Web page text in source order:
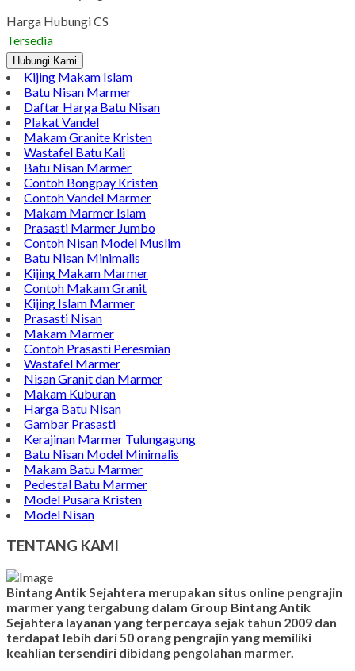
Harga Hubungi CS
Tersedia
Hubungi Kami
Kijing Makam Islam
Batu Nisan Marmer
Daftar Harga Batu Nisan
Plakat Vandel
Makam Granite Kristen
Wastafel Batu Kali
Batu Nisan Marmer
Contoh Bongpay Kristen
Contoh Vandel Marmer
Makam Marmer Islam
Prasasti Marmer Jumbo
Contoh Nisan Model Muslim
Batu Nisan Minimalis
Kijing Makam Marmer
Contoh Makam Granit
Kijing Islam Marmer
Prasasti Nisan
Makam Marmer
Contoh Prasasti Peresmian
Wastafel Marmer
Nisan Granit dan Marmer
Makam Kuburan
Harga Batu Nisan
Gambar Prasasti
Kerajinan Marmer Tulungagung
Batu Nisan Model Minimalis
Makam Batu Marmer
Pedestal Batu Marmer
Model Pusara Kristen
Model Nisan
TENTANG KAMI
Bintang Antik Sejahtera merupakan situs online pengrajin
marmer yang tergabung dalam Group Bintang Antik
Sejahtera layanan yang terpercaya sejak tahun 2009 dan
terdapat lebih dari 50 orang pengrajin yang memiliki
keahlian tersendiri dibidang pengolahan marmer.